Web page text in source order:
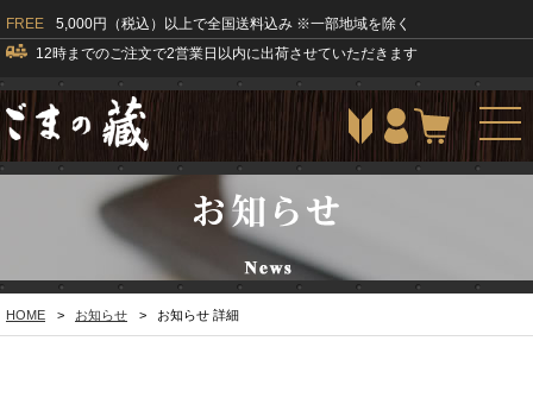
FREE 5,000円（税込）以上で全国送料込み ※一部地域を除く
12時までのご注文で2営業日以内に出荷させていただきます
HOME > お知らせ > お知らせ 詳細